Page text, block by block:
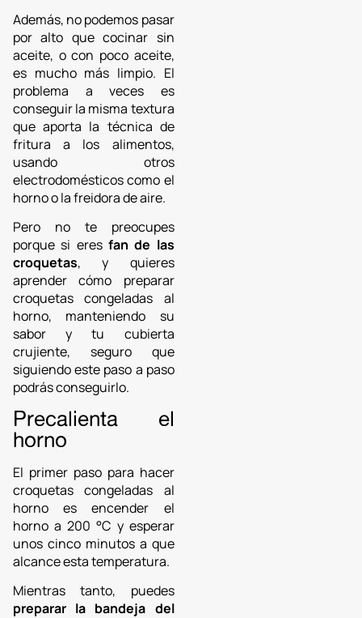
Además, no podemos pasar
por alto que cocinar sin
aceite, o con poco aceite,
es mucho más limpio. El
problema a veces es
conseguir la misma textura
que aporta la técnica de
fritura a los alimentos,
usando otros
electrodomésticos como el
horno o la freidora de aire.
Pero no te preocupes
porque si eresfan de las
croquetas, y quieres
aprender cómo preparar
croquetas congeladas al
horno, manteniendo su
sabor y tu cubierta
crujiente, seguro que
siguiendo este paso a paso
podrás conseguirlo.
Precalienta el
horno
El primer paso para hacer
croquetas congeladas al
horno es encender el
horno a 200 °C y esperar
unos cinco minutos a que
alcance esta temperatura.
Mientras tanto, puedes
preparar la bandeja del